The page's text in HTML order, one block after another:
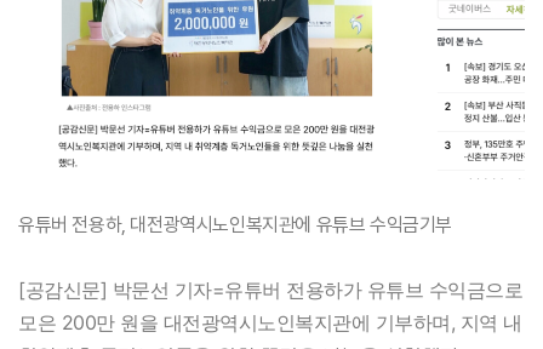
유튜버 전용하, 대전광역시노인복지관에 유튜브 수익금기부
[공감신문] 박문선 기자=유튜버 전용하가 유튜브 수익금으로
모은 200만 원을 대전광역시노인복지관에 기부하며, 지역 내